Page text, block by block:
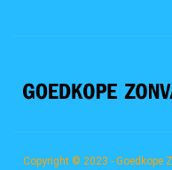
Copyright © 2023 - Goedkope